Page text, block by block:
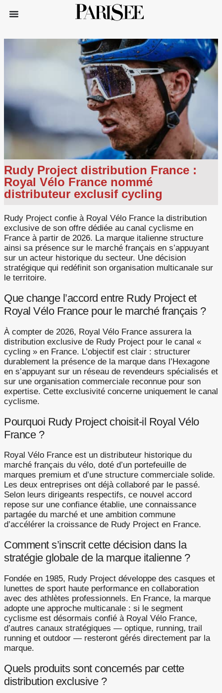
Rudy Project distribution France :
Royal Vélo France nommé
distributeur exclusif cycling
Rudy Project confie à Royal Vélo France la distribution
exclusive de son offre dédiée au canal cyclisme en
France à partir de 2026. La marque italienne structure
ainsi sa présence sur le marché français en s’appuyant
sur un acteur historique du secteur. Une décision
stratégique qui redéfinit son organisation multicanale sur
le territoire.
Que change l’accord entre Rudy Project et
Royal Vélo France pour le marché français ?
À compter de 2026, Royal Vélo France assurera la
distribution exclusive de Rudy Project pour le canal «
cycling » en France. L’objectif est clair : structurer
durablement la présence de la marque dans l’Hexagone
en s’appuyant sur un réseau de revendeurs spécialisés et
sur une organisation commerciale reconnue pour son
expertise. Cette exclusivité concerne uniquement le canal
cyclisme.
Pourquoi Rudy Project choisit-il Royal Vélo
France ?
Royal Vélo France est un distributeur historique du
marché français du vélo, doté d’un portefeuille de
marques premium et d’une structure commerciale solide.
Les deux entreprises ont déjà collaboré par le passé.
Selon leurs dirigeants respectifs, ce nouvel accord
repose sur une confiance établie, une connaissance
partagée du marché et une ambition commune
d’accélérer la croissance de Rudy Project en France.
Comment s’inscrit cette décision dans la
stratégie globale de la marque italienne ?
Fondée en 1985, Rudy Project développe des casques et
lunettes de sport haute performance en collaboration
avec des athlètes professionnels. En France, la marque
adopte une approche multicanale : si le segment
cyclisme est désormais confié à Royal Vélo France,
d’autres canaux stratégiques — optique, running, trail
running et outdoor — resteront gérés directement par la
marque.
Quels produits sont concernés par cette
distribution exclusive ?